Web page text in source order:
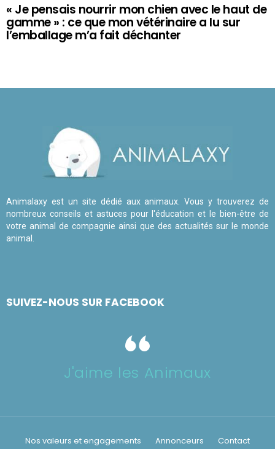
« Je pensais nourrir mon chien avec le haut de
gamme » : ce que mon vétérinaire a lu sur
l’emballage m’a fait déchanter
Animalaxy est un site dédié aux animaux. Vous y trouverez de
nombreux conseils et astuces pour l'éducation et le bien-être de
votre animal de compagnie ainsi que des actualités sur le monde
animal.
SUIVEZ-NOUS SUR FACEBOOK
J'aime les Animaux
Nos valeurs et engagements Annonceurs
Contact